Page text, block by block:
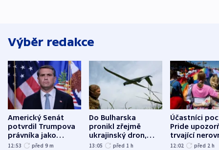
Výběr redakce
Americký Senát
potvrdil Trumpova
právníka jako
ministra
12:53 před 9 m
Do Bulharska
pronikl zřejmě
ukrajinský dron,
explodoval kilometr
13:05 před 1 h
Účastníci
Pride
trvající
12:02 před 2 h